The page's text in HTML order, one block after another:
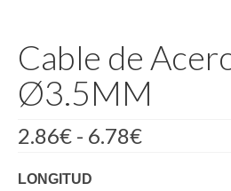
Cable de
Ø3.5MM
2.86€ - 6.78€Rango
LONGITUD